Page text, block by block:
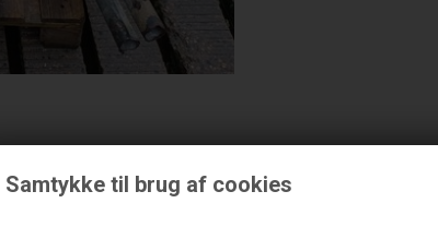
Samtykke til brug af cookies